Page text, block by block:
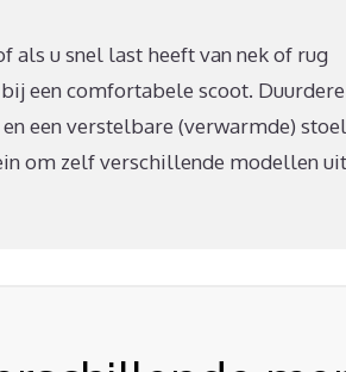
als u snel last heeft van nek of rug
een comfortabele scoot.
een verstelbare (verwarmde)
om zelf verschillende modellen